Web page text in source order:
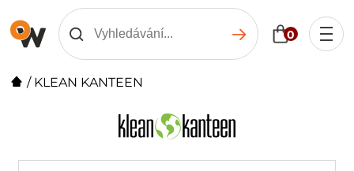
0
/ KLEAN KANTEEN